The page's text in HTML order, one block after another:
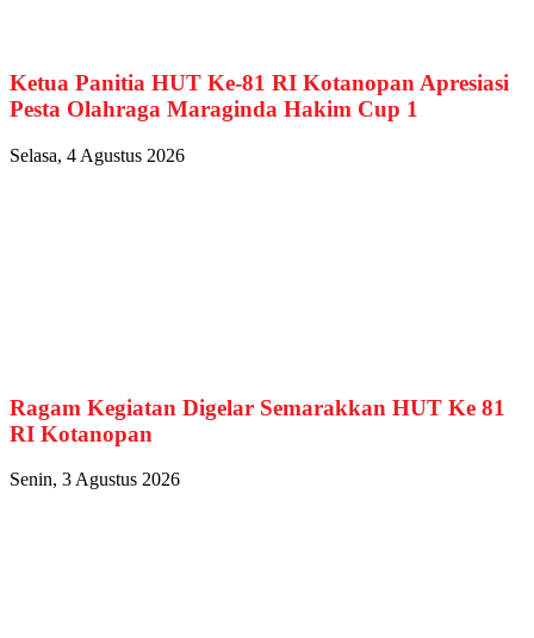
Ketua Panitia HUT Ke-81 RI Kotanopan Apresiasi
Pesta Olahraga Maraginda Hakim Cup 1
Selasa, 4 Agustus 2026
Ragam Kegiatan Digelar Semarakkan HUT Ke 81
RI Kotanopan
Senin, 3 Agustus 2026